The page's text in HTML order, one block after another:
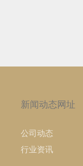
新闻动态网址
公司动态
行业资讯